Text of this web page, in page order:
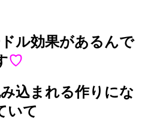
ル効果があるんで
♡
込まれる作りにな
いて